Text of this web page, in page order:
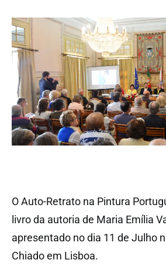
O Auto-Retrato na Pintura
livro da autoria de Maria Emília
apresentado no dia 11 de Julho
Chiado em Lisboa.